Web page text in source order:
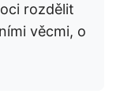
rozdělit
věcmi, o